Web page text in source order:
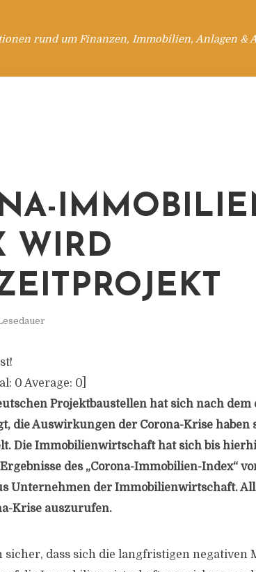
rund um Finanzen, Immobilien, Anlagen &
WIRD
0 Average: 0
Projektbaustellen hat sich nach dem
die Auswirkungen der Corona-Krise haben
Die Immobilienwirtschaft hat sich bis
des „Corona-Immobilien-Index“
Unternehmen der Immobilienwirtschaft.
Krise auszurufen.
sicher, dass sich die langfristigen negativen